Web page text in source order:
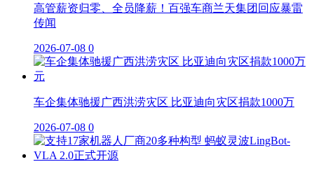
高管薪资归零、全员降薪！百强车商兰天集团回应暴雷
传闻
2026-07-08 0
车企集体驰援广西洪涝灾区 比亚迪向灾区捐款1000万
2026-07-08 0